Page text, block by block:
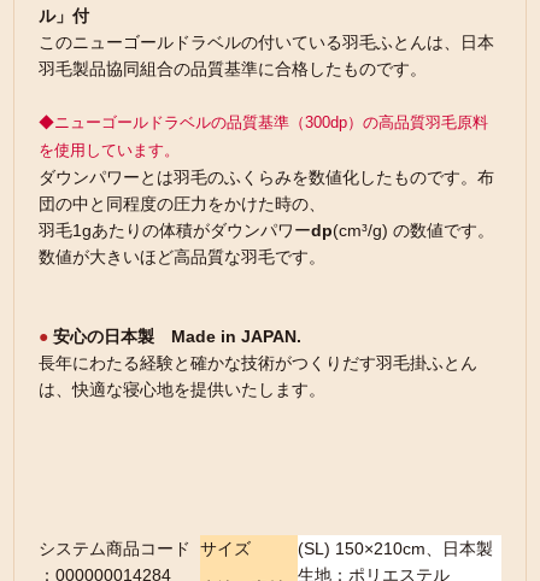
ル」付
このニューゴールドラベルの付いている羽毛ふとんは、日本
羽毛製品協同組合の品質基準に合格したものです。
◆ニューゴールドラベルの品質基準（300dp）の高品質羽毛原料
を使用しています。
ダウンパワーとは羽毛のふくらみを数値化したものです。布
団の中と同程度の圧力をかけた時の、
羽毛1gあたりの体積がダウンパワーdp(cm³/g) の数値です。
数値が大きいほど高品質な羽毛です。
●安心の日本製 Made in JAPAN.
長年にわたる経験と確かな技術がつくりだす羽毛掛ふとん
は、快適な寝心地を提供いたします。
サイズ (SL) 150×210cm、日本製
生地：ポリエステル
システム商品コード
：000000014284